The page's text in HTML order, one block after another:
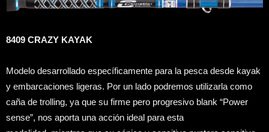
8409 CRAZY KAYAK
Modelo desarrollado específicamente para la pesca desde kayak
y embarcaciones ligeras. Por un lado podremos utilizarla como
caña de trolling, ya que su firme pero progresivo blank “Power
sense”, nos aporta una acción ideal para esta